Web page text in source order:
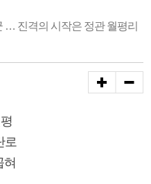
… 진격의 시작은 정관 월평리
로
혀